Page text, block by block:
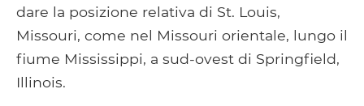
dare la posizione relativa di St. Louis,
Missouri, come nel Missouri orientale, lungo il
fiume Mississippi, a sud-ovest di Springfield,
Illinois.